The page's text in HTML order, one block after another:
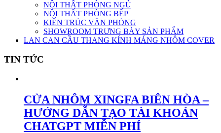
NỘI THẤT PHÒNG NGỦ
NỘI THẤT PHÒNG BẾP
KIẾN TRÚC VĂN PHÒNG
SHOWROOM TRƯNG BÀY SẢN PHẨM
LAN CAN CẦU THANG KÍNH MÁNG NHÔM COVER
TIN TỨC
CỬA NHÔM XINGFA BIÊN HÒA –
HƯỚNG DẪN TẠO TÀI KHOẢN
CHATGPT MIỄN PHÍ